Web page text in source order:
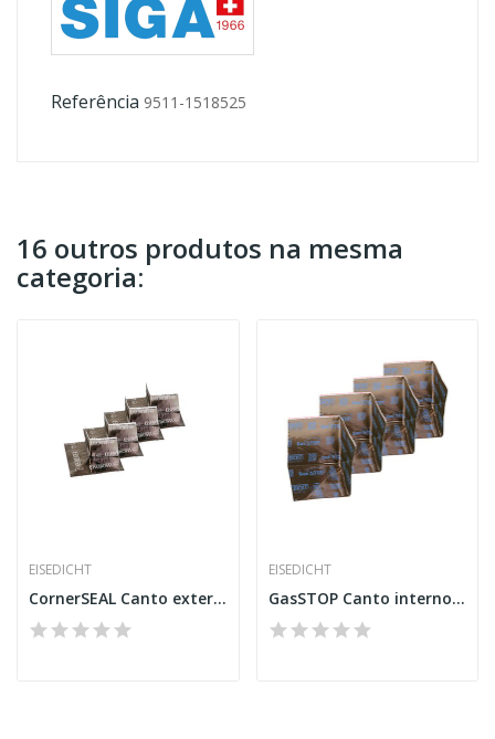
Referência 9511-1518525
16 outros produtos na mesma
categoria:
EISEDICHT
CornerSEAL Canto externo 75 mm Alu-Butyl
EISEDICHT
GasSTOP Canto interno 115 mm